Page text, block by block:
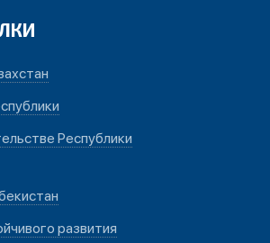
Республики
развития